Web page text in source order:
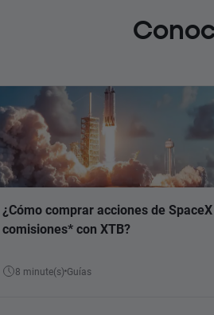
¿Cómo comprar acciones de
comisiones* con XTB?
8 minute(s) Guías